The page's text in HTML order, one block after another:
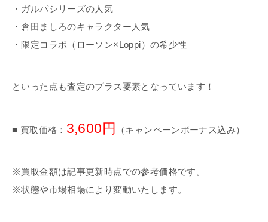
・ガルパシリーズの人気
・倉田ましろのキャラクター人気
・限定コラボ（ローソン×Loppi）の希少性
といった点も査定のプラス要素となっています！
■ 買取価格： 3,600円 （キャンペーンボーナス込み）
※買取金額は記事更新時点での参考価格です。
※状態や市場相場により変動いたします。